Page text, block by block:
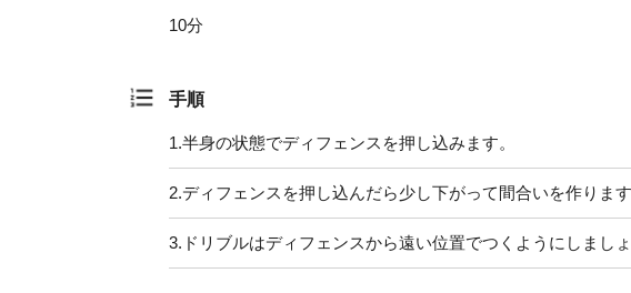
10分
手順
1.半身の状態でディフェンスを押し込みます。
2.ディフェンスを押し込んだら少し下がって間合いを作ります
3. ドリブルはディフェンスから遠い位置でつくようにしましょ